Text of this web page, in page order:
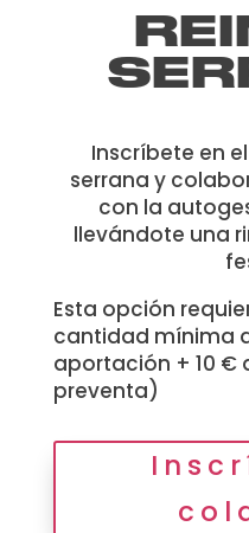
Inscríbete en
serrana y
con la
llevándote una
Esta opción
cantidad mínima
aportación + 10 €
preventa)